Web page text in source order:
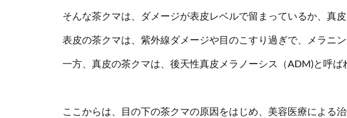
そんな茶クマは、ダメージが表皮レベルで留まっているか、真
表皮の茶クマは、紫外線ダメージや目のこすり過ぎで、メラニ
一方、真皮の茶クマは、後天性真皮メラノーシス（ADM)と呼ば
ここからは、目の下の茶クマの原因をはじめ、美容医療による